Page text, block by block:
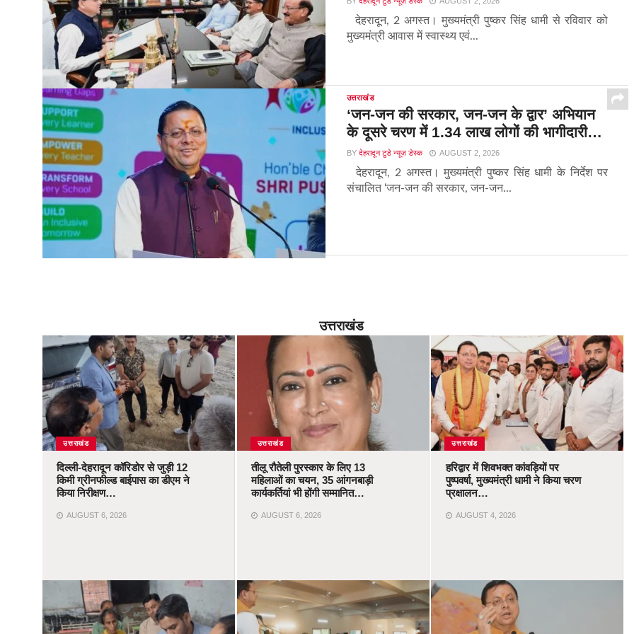
देहरादून, 2 अगस्त। मुख्यमंत्री पुष्कर सिंह धामी से रविवार को
मुख्यमंत्री आवास में स्वास्थ्य एवं...
उत्तराखंड
‘जन-जन की सरकार, जन-जन के द्वार’ अभियान
के दूसरे चरण में 1.34 लाख लोगों की भागीदारी…
BY देहरादून टुडे न्यूज़ डेस्क AUGUST 2, 2026
देहरादून, 2 अगस्त। मुख्यमंत्री पुष्कर सिंह धामी के निर्देश पर
संचालित ‘जन-जन की सरकार, जन-जन...
उत्तराखंड
उत्तराखंड
दिल्ली-देहरादून कॉरिडोर से जुड़ी 12
किमी ग्रीनफील्ड बाईपास का डीएम ने
किया निरीक्षण…
AUGUST 6, 2026
उत्तराखंड
तीलू रौतेली पुरस्कार के लिए 13
महिलाओं का चयन, 35 आंगनबाड़ी
कार्यकर्तियां भी होंगी सम्मानित…
AUGUST 6, 2026
उत्तराखंड
हरिद्वार में शिवभक्त कांवड़ियों पर
पुष्पवर्षा, मुख्यमंत्री धामी ने किया चरण
प्रक्षालन…
AUGUST 4, 2026